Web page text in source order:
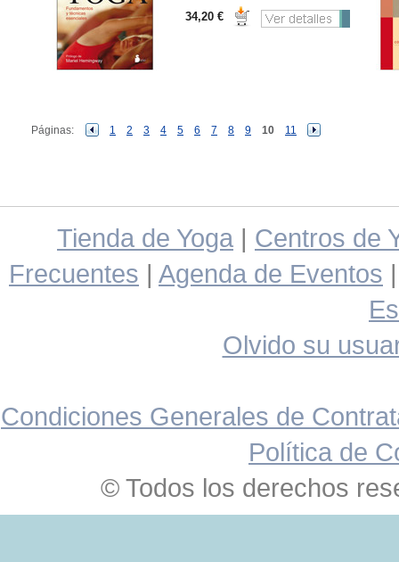
34,20 €
Páginas: 1 2 3 4 5 6 7 8 9 10 11
Tienda de Yoga | Centros de
Frecuentes | Agenda de Eventos
Olvido su
Condiciones Generales de
Política de
© Todos los derechos